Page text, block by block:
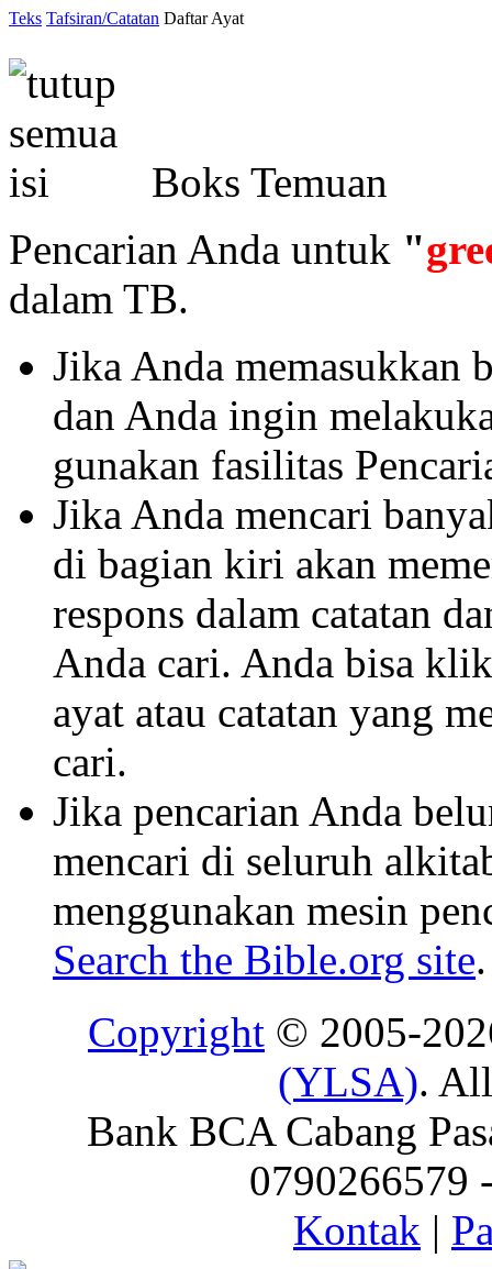
Teks Tafsiran/Catatan Daftar Ayat
Boks Temuan
Pencarian Anda untuk "
dalam TB.
Jika Anda memasukkan
dan Anda ingin
gunakan fasilitas
Jika Anda mencari
di bagian kiri akan
respons dalam catatan
Anda cari. Anda bisa
ayat atau catatan yang
cari.
Jika pencarian Anda
mencari di seluruh
menggunakan mesin
Search the Bible.org site.
Copyright © 2005-
(YLSA).
Bank BCA Cabang
0790266579
Kontak |